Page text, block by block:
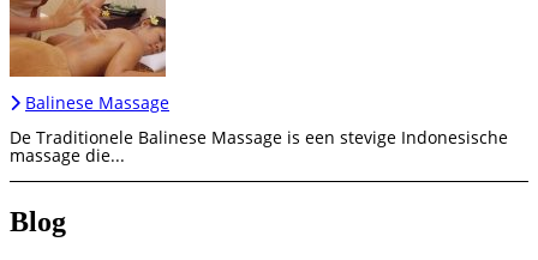
Balinese Massage
De Traditionele Balinese Massage is een stevige Indonesische
massage die...
Blog